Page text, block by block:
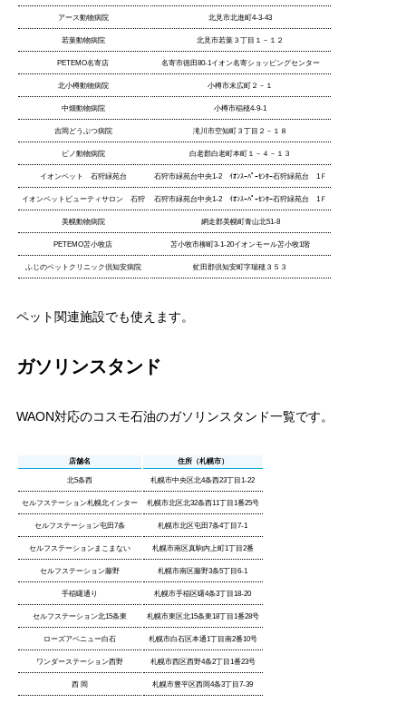
アース動物病院 北見市北進町4-3-43
若葉動物病院 北見市若葉３丁目１－１２
PETEMO名寄店 名寄市徳田80-1イオン名寄ショッピングセンター
北小樽動物病院 小樽市末広町２－１
中畑動物病院 小樽市稲穂4-9-1
吉岡どうぶつ病院 滝川市空知町３丁目２－１８
ピノ動物病院 白老郡白老町本町１－４－１３
イオンペット 石狩緑苑台 石狩市緑苑台中央1-2 ｲｵﾝｽｰﾊﾟｰｾﾝﾀｰ石狩緑苑台 1Ｆ
イオンペットビューティサロン 石狩 石狩市緑苑台中央1-2 ｲｵﾝｽｰﾊﾟｰｾﾝﾀｰ石狩緑苑台 1Ｆ
美幌動物病院 網走郡美幌町青山北51-8
PETEMO苫小牧店 苫小牧市柳町3-1-20イオンモール苫小牧1階
ふじのペットクリニック倶知安病院 虻田郡倶知安町字瑞穂３５３
ペット関連施設でも使えます。
ガソリンスタンド
WAON対応のコスモ石油のガソリンスタンド一覧です。
店舗名 住所（札幌市）
北5条西 札幌市中央区北4条西23丁目1-22
セルフステーション札幌北インター 札幌市北区北32条西11丁目1番25号
セルフステーション屯田7条 札幌市北区屯田7条4丁目7-1
セルフステーションまこまない 札幌市南区真駒内上町1丁目2番
セルフステーション藤野 札幌市南区藤野3条5丁目6-1
手稲曙通り 札幌市手稲区曙4条3丁目18-20
セルフステーション北15条東 札幌市東区北15条東18丁目1番28号
ローズアベニュー白石 札幌市白石区本通1丁目南2番10号
ワンダーステーション西野 札幌市西区西野4条2丁目1番23号
西 岡 札幌市豊平区西岡4条3丁目7-39